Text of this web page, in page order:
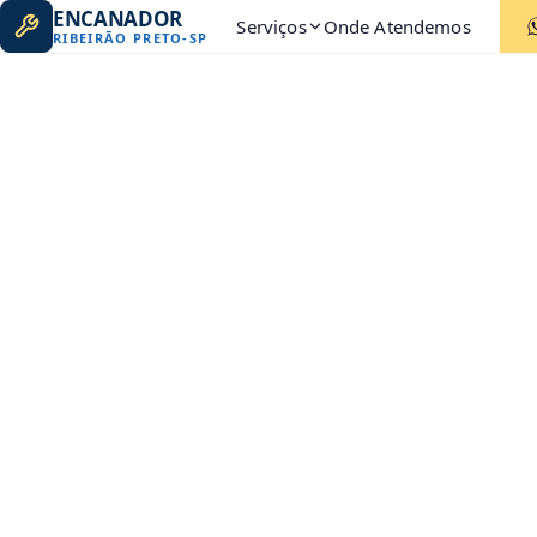
ENCANADOR
RIBEIRÃO PRETO-SP Serviços Onde Atendemos